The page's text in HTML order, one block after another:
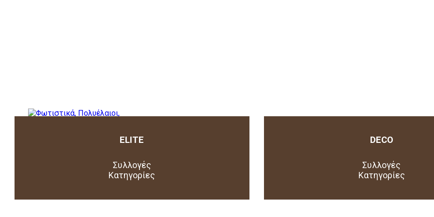
ELITE
Συλλογές
Κατηγορίες
DECO
Συλλογές
Κατηγορίες